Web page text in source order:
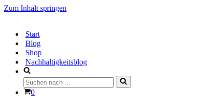
Zum Inhalt springen
Start
Blog
Shop
Nachhaltigkeitsblog
Suchen
nach …
Warenkorb
0